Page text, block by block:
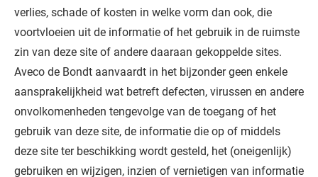
verlies, schade of kosten in welke vorm dan ook, die
voortvloeien uit de informatie of het gebruik in de ruimste
zin van deze site of andere daaraan gekoppelde sites.
Aveco de Bondt aanvaardt in het bijzonder geen enkele
aansprakelijkheid wat betreft defecten, virussen en andere
onvolkomenheden tengevolge van de toegang of het
gebruik van deze site, de informatie die op of middels
deze site ter beschikking wordt gesteld, het (oneigenlijk)
gebruiken en wijzigen, inzien of vernietigen van informatie